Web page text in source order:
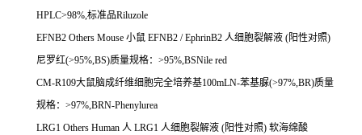
HPLC>98%,标准品Riluzole
EFNB2 Others Mouse 小鼠 EFNB2 / EphrinB2 人细胞裂解液 (阳性对照)
尼罗红(>95%,BS)质量规格： >95%,BSNile red
CM-R109大鼠脑成纤维细胞完全培养基100mLN-苯基脲(>97%,BR)质量
规格： >97%,BRN-Phenylurea
LRG1 Others Human 人 LRG1 人细胞裂解液 (阳性对照) 软海绵酸